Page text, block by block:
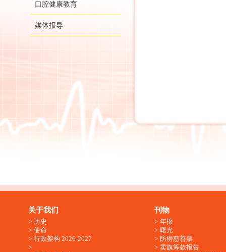
口腔健康教育
媒体报导
关于我们
历史
使命
行政架构 2026-2027
刊物
年报
曙光
防痨慈善票
卖旗筹款报告